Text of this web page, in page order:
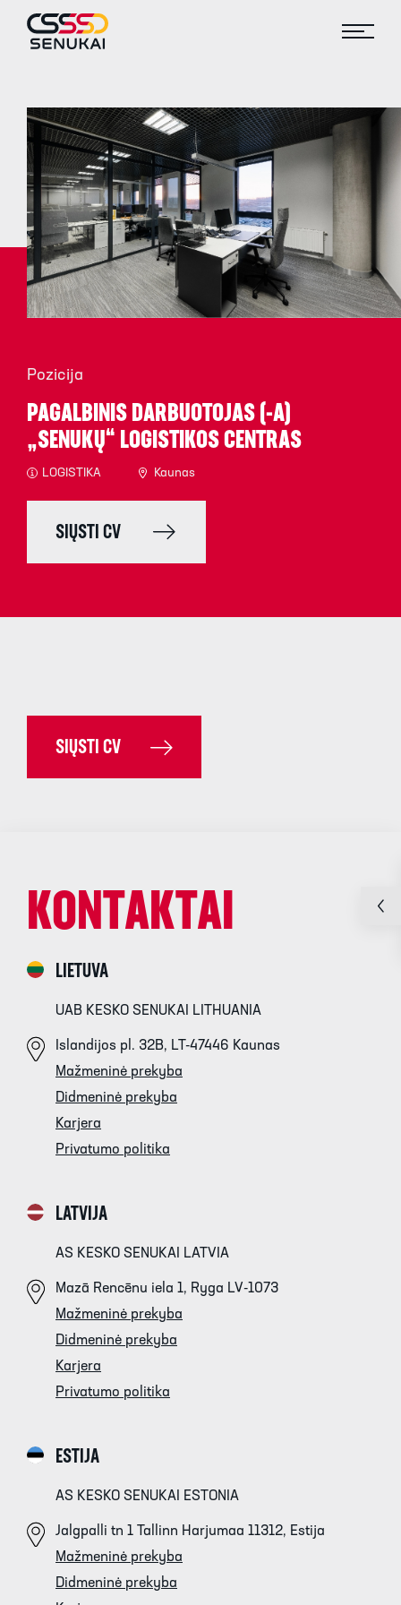
Pozicija
PAGALBINIS DARBUOTOJAS (-A)
„SENUKŲ“ LOGISTIKOS CENTRAS
LOGISTIKA Kaunas
SIŲSTI CV
SIŲSTI CV
KONTAKTAI
LIETUVA
UAB KESKO SENUKAI LITHUANIA
Islandijos pl. 32B, LT-47446 Kaunas
Mažmeninė prekyba
Didmeninė prekyba
Karjera
Privatumo politika
LATVIJA
AS KESKO SENUKAI LATVIA
Mazā Rencēnu iela 1, Ryga LV-1073
Mažmeninė prekyba
Didmeninė prekyba
Karjera
Privatumo politika
ESTIJA
AS KESKO SENUKAI ESTONIA
Jalgpalli tn 1 Tallinn Harjumaa 11312, Estija
Mažmeninė prekyba
Didmeninė prekyba